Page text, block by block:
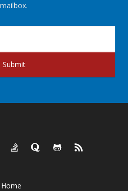
mailbox.
Submit
Home